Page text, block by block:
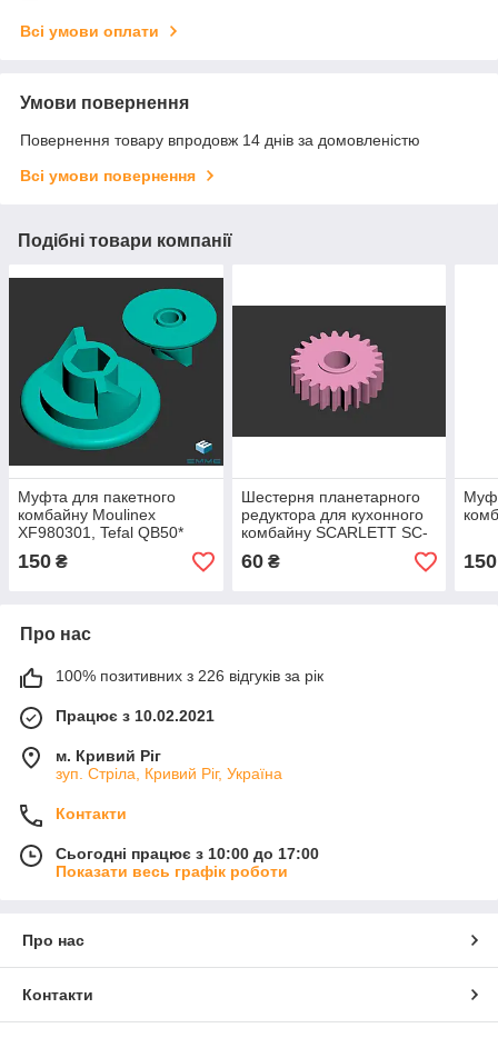
Всі умови оплати
Умови повернення
Повернення товару впродовж 14 днів за домовленістю
Всі умови повернення
Подібні товари компанії
Муфта для пакетного
комбайну Moulinex
XF980301, Tefal QB50*
150 ₴
Шестерня планетарного
редуктора для кухонного
комбайну SCARLETT SC-
441
60₴ 150
Про нас
100% позитивних з 226 відгуків за рік
Працює з 10.02.2021
м. Кривий Ріг
зуп. Стріла, Кривий Ріг, Україна
Контакти
Сьогодні працює з 10:00 до 17:00
Показати весь графік роботи
Про нас
Контакти